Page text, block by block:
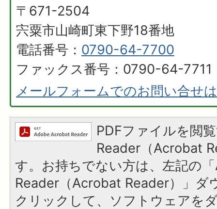
〒671-2504
宍粟市山崎町東下野18番地
電話番号： 0790-64-7700
ファックス番号：0790-64-7711
メールフォームでのお問い合せ
PDFファイルを閲
Reader（Acrobat
す。お持ちでない方は、左記の
Reader（Acrobat Reader）」ダ
クリックして、ソフトウェアを